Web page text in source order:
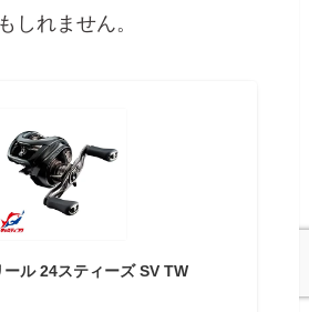
しれません。
ル 24スティーズ SV TW